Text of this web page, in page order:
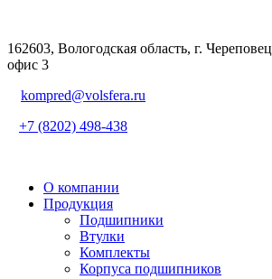
162603, Вологодская область, г.
офис 3
kompred@volsfera.ru
+7 (8202) 498-438
О компании
Продукция
Подшипники
Втулки
Комплекты
Корпуса подшипников